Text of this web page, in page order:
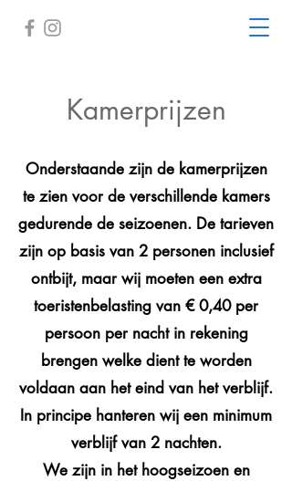
Kamerprijzen
Onderstaande zijn de kamerprijzen
te zien voor de verschillende kamers
gedurende de seizoenen. De tarieven
zijn op basis van 2 personen inclusief
ontbijt, maar wij moeten een extra
toeristenbelasting van € 0,40 per
persoon per nacht in rekening
brengen welke dient te worden
voldaan aan het eind van het verblijf.
In principe hanteren wij een minimum
verblijf van 2 nachten.
We zijn in het hoogseizoen en